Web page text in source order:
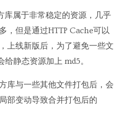
属于非常稳定的资源，几乎
，但是通过HTTP Cache可以
上线新版后，为了避免一些文
给静态资源加上 md5。
库与一些其他文件打包后，会
部变动导致合并打包后的